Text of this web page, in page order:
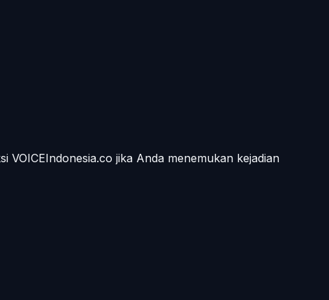
VOICEIndonesia.co jika Anda menemukan kejadian